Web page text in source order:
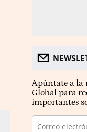
Apúntate a la
Global para
importantes